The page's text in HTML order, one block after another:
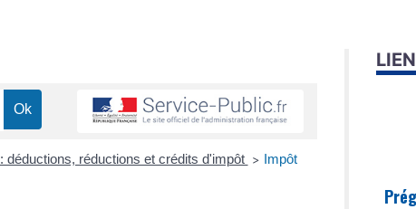
déductions, réductions et crédits d'impôt > Impôt